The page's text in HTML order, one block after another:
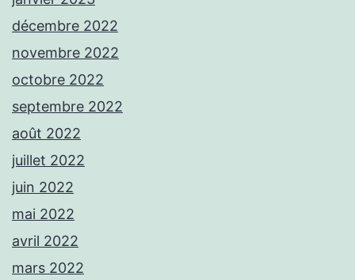
décembre 2022
novembre 2022
octobre 2022
septembre 2022
août 2022
juillet 2022
juin 2022
mai 2022
avril 2022
mars 2022